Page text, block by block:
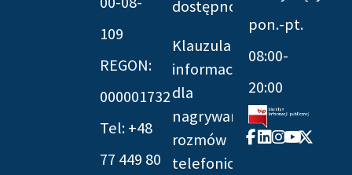
109
REGON:
000001732
Tel: +48
77 449 80
dostępności
Klauzula
informacyjna
dla
nagrywania
rozmów
telefonicznych
pon.-pt.
08:00-
20:00
Facebook-
f
Linkedin
Instagram
Youtube
X-
twitter